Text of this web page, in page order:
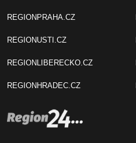
REGIONPRAHA.CZ
REGIONUSTI.CZ
REGIONLIBERECKO.CZ
REGIONHRADEC.CZ